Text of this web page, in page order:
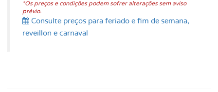
*Os preços e condições podem sofrer alterações sem aviso
prévio.
Consulte preços para feriado e fim de semana,
reveillon e carnaval